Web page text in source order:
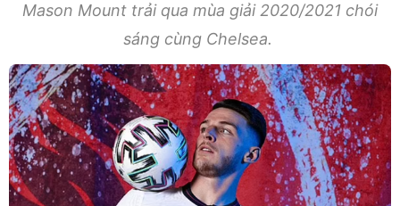
Mason Mount trải qua mùa giải 2020/2021 chói
sáng cùng Chelsea.